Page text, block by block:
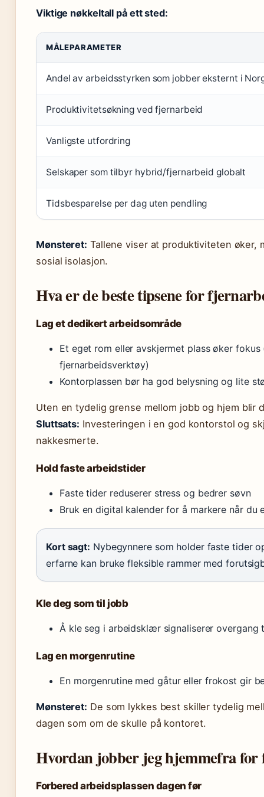
Viktige nøkkeltall på ett sted:
MÅLEPARAMETER
Andel av arbeidsstyrken som jobber eksternt i
Produktivitetsøkning ved fjernarbeid
Vanligste utfordring
Selskaper som tilbyr hybrid/fjernarbeid globalt
Tidsbesparelse per dag uten pendling
Mønsteret: Tallene viser at produktiviteten øker,
sosial isolasjon.
Hva er de beste tipsene for
Lag et dedikert arbeidsområde
Et eget rom eller avskjermet plass øker
fjernarbeidsverktøy)
Kontorplassen bør ha god belysning og lite
Uten en tydelig grense mellom jobb og hjem blir
Sluttsats: Investeringen i en god kontorstol og
nakkesmerte.
Hold faste arbeidstider
Faste tider reduserer stress og bedrer søvn
Bruk en digital kalender for å markere når du
Kort sagt: Nybegynnere som holder faste tider
erfarne kan bruke fleksible rammer med
Kle deg som til jobb
Å kle seg i arbeidsklær signaliserer overgang
Lag en morgenrutine
En morgenrutine med gåtur eller frokost gir
Mønsteret: De som lykkes best skiller tydelig
dagen som om de skulle på kontoret.
Hvordan jobber jeg hjemmefra for
Forbered arbeidsplassen dagen før